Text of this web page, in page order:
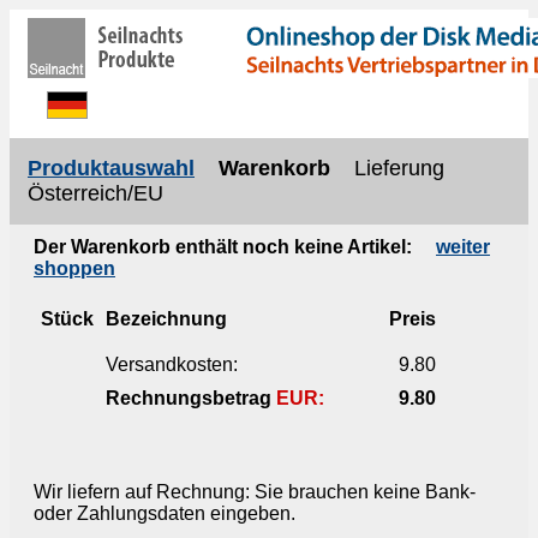
Produktauswahl Warenkorb Lieferung
Österreich/EU
Der Warenkorb enthält noch keine Artikel: weiter
shoppen
Stück Bezeichnung Preis
Versandkosten:
9.80
Rechnungsbetrag EUR: 9.80
Wir liefern auf Rechnung: Sie brauchen keine Bank-
oder Zahlungsdaten eingeben.